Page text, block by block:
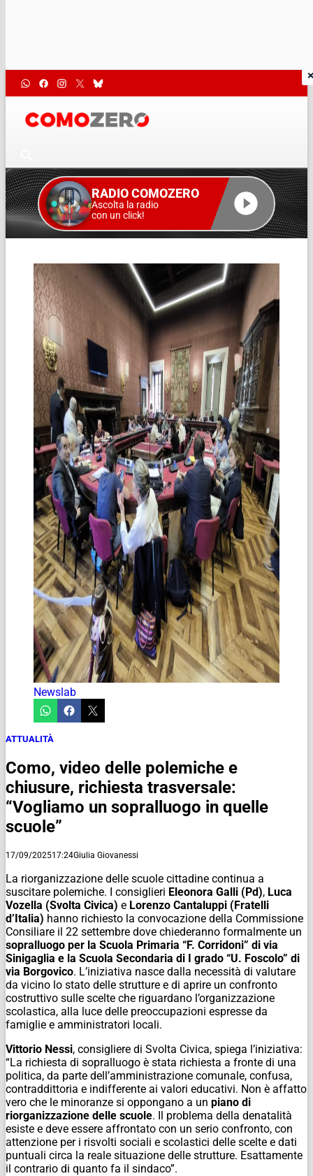
RADIO COMOZERO
Ascolta la radio
con un click!
Newslab
ATTUALITÀ
Como, video delle polemiche e
chiusure, richiesta trasversale:
“Vogliamo un sopralluogo in quelle
scuole”
17/09/202517:24Giulia Giovanessi
La riorganizzazione delle scuole cittadine continua a
suscitare polemiche. I consiglieri Eleonora Galli (Pd), Luca
Vozella (Svolta Civica) e Lorenzo Cantaluppi (Fratelli
d’Italia) hanno richiesto la convocazione della Commissione
Consiliare il 22 settembre dove chiederanno formalmente un
sopralluogo per la Scuola Primaria “F. Corridoni” di via
Sinigaglia e la Scuola Secondaria di I grado “U. Foscolo” di
via Borgovico. L’iniziativa nasce dalla necessità di valutare
da vicino lo stato delle strutture e di aprire un confronto
costruttivo sulle scelte che riguardano l’organizzazione
scolastica, alla luce delle preoccupazioni espresse da
famiglie e amministratori locali.
Vittorio Nessi, consigliere di Svolta Civica, spiega l’iniziativa:
“La richiesta di sopralluogo è stata richiesta a fronte di una
politica, da parte dell’amministrazione comunale, confusa,
contraddittoria e indifferente ai valori educativi. Non è affatto
vero che le minoranze si oppongano a un piano di
riorganizzazione delle scuole. Il problema della denatalità
esiste e deve essere affrontato con un serio confronto, con
attenzione per i risvolti sociali e scolastici delle scelte e dati
puntuali circa la reale situazione delle strutture. Esattamente
il contrario di quanto fa il sindaco”.